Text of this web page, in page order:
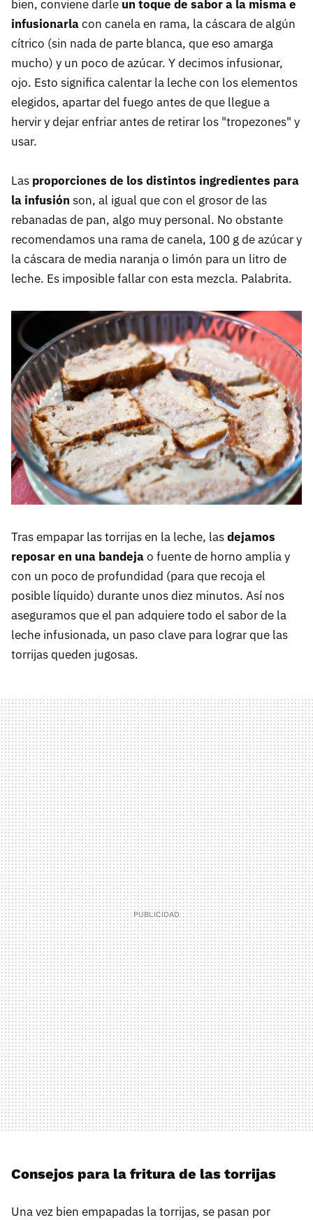
bien, conviene darle un toque de sabor a la misma e
infusionarlacon canela en rama, la cáscara de algún
cítrico (sin nada de parte blanca, que eso amarga
mucho) y un poco de azúcar. Y decimos infusionar,
ojo. Esto significa calentar la leche con los elementos
elegidos, apartar del fuego antes de que llegue a
hervir y dejar enfriar antes de retirar los "tropezones" y
usar.
Las proporciones de los distintos ingredientes para
la infusión son, al igual que con el grosor de las
rebanadas de pan, algo muy personal. No obstante
recomendamos una rama de canela, 100 g de azúcar y
la cáscara de media naranja o limón para un litro de
leche. Es imposible fallar con esta mezcla. Palabrita.
Tras empapar las torrijas en la leche, lasdejamos
reposar en una bandejao fuente de horno amplia y
con un poco de profundidad (para que recoja el
posible líquido) durante unos diez minutos. Así nos
aseguramos que el pan adquiere todo el sabor de la
leche infusionada, un paso clave para lograr que las
torrijas queden jugosas.
Consejos para la fritura de las torrijas
Una vez bien empapadas la torrijas, se pasan por